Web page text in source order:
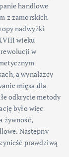
handlowe
z zamorskich
nadwyżki
wieku
w
a wynalazcy
mięsa dla
odkrycie metody
było więc
żywność,
Następny
prawdziwą